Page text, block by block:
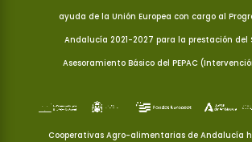
ayuda de la Unión Europea con cargo al
Andalucía 2021-2027 para la prestación del
Asesoramiento Básico del PEPAC
Cooperativas Agro-alimentarias de Andalucía